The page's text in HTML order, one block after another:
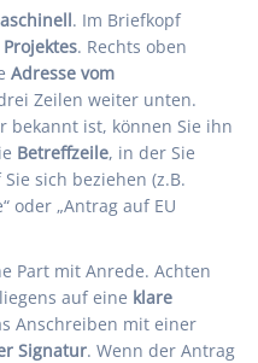
. Im Briefkopf
. Rechts oben
Adresse vom
Zeilen weiter unten.
bekannt ist, können Sie ihn
Betreffzeile, in der Sie
sich beziehen (z.B.
oder „Antrag auf EU
Part mit Anrede. Achten
auf eine klare
Anschreiben mit einer
Signatur. Wenn der Antrag